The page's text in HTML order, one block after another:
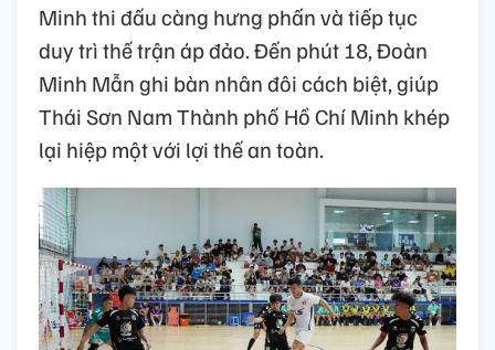
Minh thi đấu càng hưng phấn và tiếp tục
duy trì thế trận áp đảo. Đến phút 18, Đoàn
Minh Mẫn ghi bàn nhân đôi cách biệt, giúp
Thái Sơn Nam Thành phố Hồ Chí Minh khép
lại hiệp một với lợi thế an toàn.